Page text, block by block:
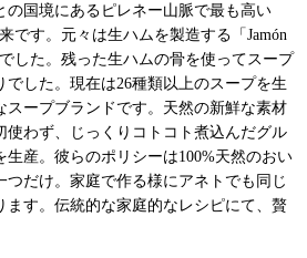
の国境にあるピレネー山脈で最も高い
です。元々は生ハムを製造する「Jamón
した。残った生ハムの骨を使ってスープ
でした。現在は26種類以上のスープを生
スープブランドです。天然の新鮮な素材
使わず、じっくりコトコト煮込んだグル
生産。彼らのポリシーは100%天然のおい
つだけ。家庭で作る様にアネトでも同じ
ます。伝統的な家庭的なレシピにて、贅